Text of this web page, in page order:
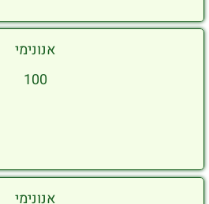
אנונימי
100
אנונימי